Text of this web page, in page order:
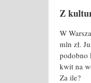
Z
W
mln zł.
podobno
kwit na
Za ile?